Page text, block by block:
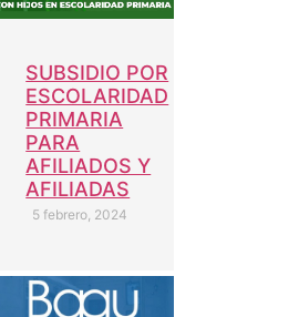
SUBSIDIO POR
ESCOLARIDAD
PRIMARIA
PARA
AFILIADOS Y
AFILIADAS
5 febrero, 2024